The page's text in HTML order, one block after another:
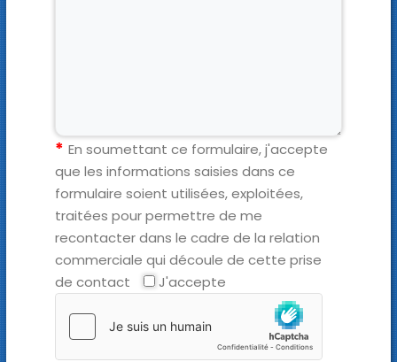
En soumettant ce formulaire, j'accepte
que les informations saisies dans ce
formulaire soient utilisées, exploitées,
traitées pour permettre de me
recontacter dans le cadre de la relation
commerciale qui découle de cette prise
de contact
J'accepte